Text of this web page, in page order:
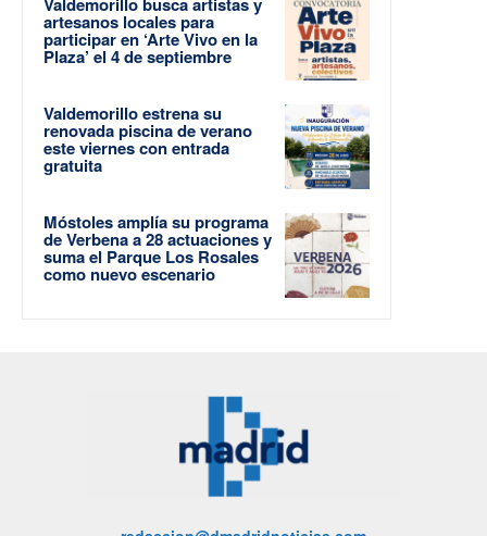
artesanos locales para
participar en ‘Arte Vivo en la
Plaza’ el 4 de septiembre
Valdemorillo estrena su
renovada piscina de verano
este viernes con entrada
gratuita
Móstoles amplía su programa
de Verbena a 28 actuaciones y
suma el Parque Los Rosales
como nuevo escenario